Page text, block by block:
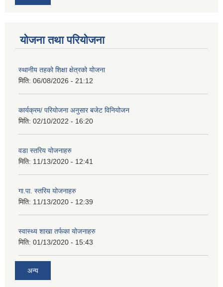
योजना तथा परियोजना
स्थानीय तहको शिक्षा क्षेत्रको योजना
मिति: 06/08/2026 - 21:12
कार्यक्रम/ परियोजना अनुसार बजेट विनियोजन
मिति: 02/10/2022 - 16:20
वडा स्तरिय योजनाहरु
मिति: 11/13/2020 - 12:41
गा.पा. स्तरिय योजनाहरु
मिति: 11/13/2020 - 12:39
स्वास्थ्य शाखा तर्फका योजनाहरु
मिति: 01/13/2020 - 15:43
अन्य